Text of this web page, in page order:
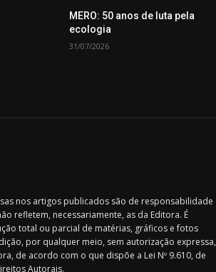
MERO: 50 anos de luta pela
ecologia
31/07/2026
nos artigos publicados são de responsabilidade
refletem, necessariamente, as da Editora. É
total ou parcial de matérias, gráficos e fotos
por qualquer meio, sem autorização expressa,
de acordo com o que dispõe a Lei Nº 9.610, de
Autorais.